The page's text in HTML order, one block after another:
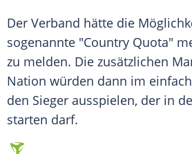
Der Verband hätte die
sogenannte "Country Quota"
zu melden. Die zusätzlichen
Nation würden dann im
den Sieger ausspielen, der in
starten darf.